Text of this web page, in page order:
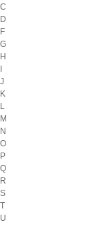
C
D
F
G
H
J
K
L
M
N
O
P
Q
R
S
T
U